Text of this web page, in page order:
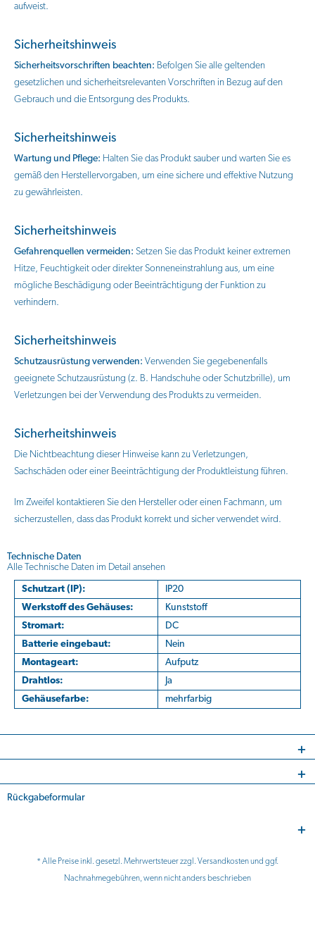
aufweist.
Sicherheitshinweis
Sicherheitsvorschriften beachten: Befolgen Sie alle geltenden
gesetzlichen und sicherheitsrelevanten Vorschriften in Bezug auf den
Gebrauch und die Entsorgung des Produkts.
Sicherheitshinweis
Wartung und Pflege: Halten Sie das Produkt sauber und warten Sie es
gemäß den Herstellervorgaben, um eine sichere und effektive Nutzung
zu gewährleisten.
Sicherheitshinweis
Gefahrenquellen vermeiden: Setzen Sie das Produkt keiner extremen
Hitze, Feuchtigkeit oder direkter Sonneneinstrahlung aus, um eine
mögliche Beschädigung oder Beeinträchtigung der Funktion zu
verhindern.
Sicherheitshinweis
Schutzausrüstung verwenden: Verwenden Sie gegebenenfalls
geeignete Schutzausrüstung (z. B. Handschuhe oder Schutzbrille), um
Verletzungen bei der Verwendung des Produkts zu vermeiden.
Sicherheitshinweis
Die Nichtbeachtung dieser Hinweise kann zu Verletzungen,
Sachschäden oder einer Beeinträchtigung der Produktleistung führen.
Im Zweifel kontaktieren Sie den Hersteller oder einen Fachmann, um
sicherzustellen, dass das Produkt korrekt und sicher verwendet wird.
Technische Daten
Alle Technische Daten im Detail ansehen
Schutzart (IP):
IP20
Werkstoff des Gehäuses:
Kunststoff
Stromart:
DC
Batterie eingebaut:
Nein
Montageart:
Aufputz
Drahtlos:
Ja
Gehäusefarbe:
mehrfarbig
Rückgabeformular
* Alle Preise inkl. gesetzl. Mehrwertsteuer zzgl.Versandkostenund ggf.
Nachnahmegebühren, wenn nicht anders beschrieben